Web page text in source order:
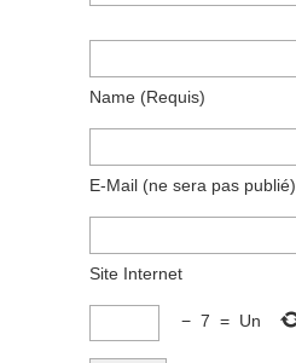
Name (requis)
E-Mail (ne sera pas publié)
Site Internet
− 7 = Un